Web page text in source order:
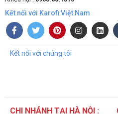
Hơn nữa, nhiệt độ nước nóng tại
ứng mọi hoạt động như pha sữa,
cháo. Vòi lạnh cũng giúp bạn thỏa
lạnh 2 - 10 độ C không cần bỏ thêm
Kết nối với Karofi Việt Nam
Kết nối với chúng tôi
CHI NHÁNH TẠI HÀ NỘI :